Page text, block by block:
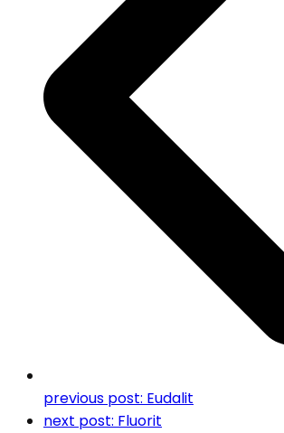
previous post: Eudalit
next post: Fluorit